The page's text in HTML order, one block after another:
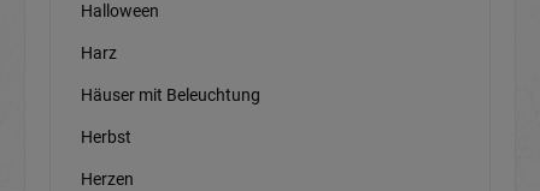
Halloween
Harz
Häuser mit Beleuchtung
Herbst
Herzen